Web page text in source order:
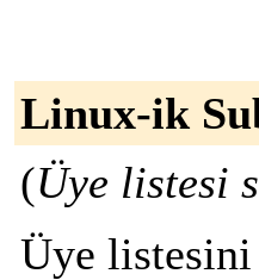
Linux-ik
(Üye listesi
Üye